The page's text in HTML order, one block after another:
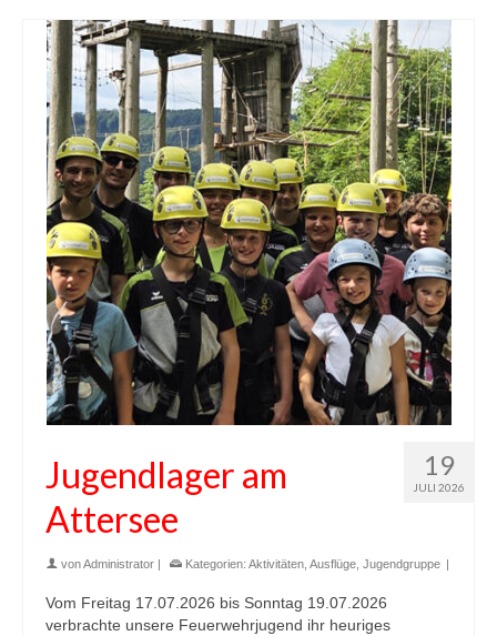
19
JULI 2026
Jugendlager am
Attersee
vonAdministrator | Kategorien: Aktivitäten Ausflüge Jugendgruppe |
Vom Freitag 17.07.2026 bis Sonntag 19.07.2026
verbrachte unsere Feuerwehrjugend ihr heuriges